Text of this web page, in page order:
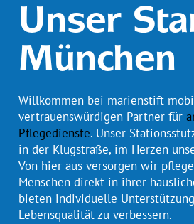
Unser
München
Willkommen bei marienstift
vertrauenswürdigen Partner für
Pflegedienste. Unser
in der Klugstraße, im Herzen
Von hier aus versorgen wir
Menschen direkt in ihrer
bieten individuelle
Lebensqualität zu verbessern.